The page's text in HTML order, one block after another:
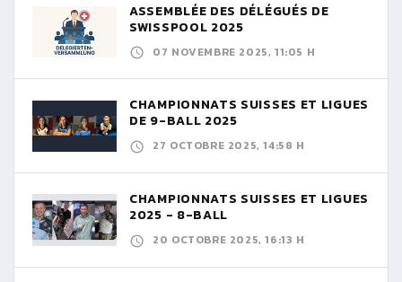
ASSEMBLÉE DES DÉLÉGUÉS DE
SWISSPOOL 2025
07 NOVEMBRE 2025, 11:05 H
CHAMPIONNATS SUISSES ET LIGUES
DE 9-BALL 2025
27 OCTOBRE 2025, 14:58 H
CHAMPIONNATS SUISSES ET LIGUES
2025 - 8-BALL
20 OCTOBRE 2025, 16:13 H